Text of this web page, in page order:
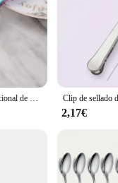
Cuchara de café multifuncional de acero inoxidable, Clip de sellado de bolsa de aperitivos, accesorios dorados de cocina, decoración de cafetería, 2 en 1, 1 unidad
2,17€